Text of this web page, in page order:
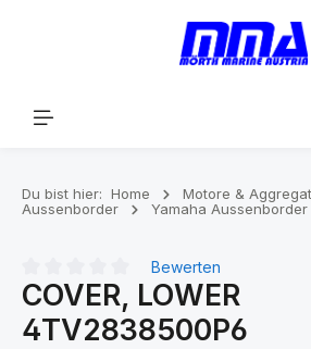
Du bist hier: Home
Motore &
Aussenborder
Yamaha Aussenborder
Durchschnittliche Bewertung von 0 von
Bewerten
COVER, LOWER
4TV2838500P6